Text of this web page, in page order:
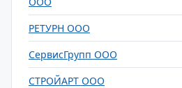
РЕТУРН ООО
СервисГрупп ООО
СТРОЙАРТ ООО